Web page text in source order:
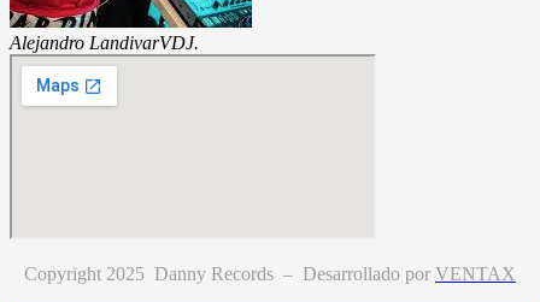
Alejandro LandivarVDJ.
Copyright 2025 Danny Records – Desarrollado por VENTAX